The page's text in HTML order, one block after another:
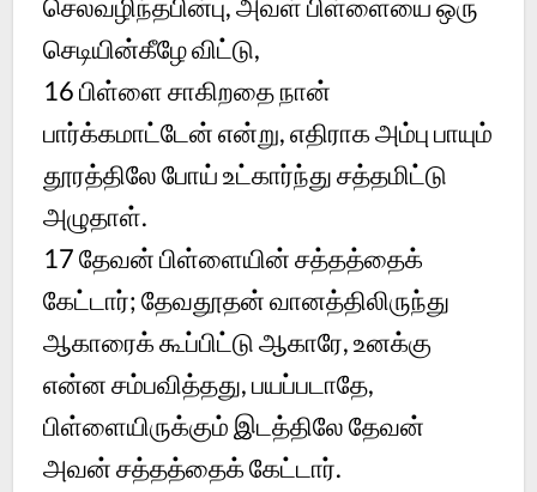
செலவழிந்தபின்பு, அவள் பிள்ளையை ஒரு
செடியின்கீழே விட்டு,
16பிள்ளை சாகிறதை நான்
பார்க்கமாட்டேன் என்று, எதிராக அம்பு பாயும்
தூரத்திலே போய் உட்கார்ந்து சத்தமிட்டு
அழுதாள்.
17தேவன் பிள்ளையின் சத்தத்தைக்
கேட்டார்; தேவதூதன் வானத்திலிருந்து
ஆகாரைக் கூப்பிட்டு ஆகாரே, உனக்கு
என்ன சம்பவித்தது, பயப்படாதே,
பிள்ளையிருக்கும் இடத்திலே தேவன்
அவன் சத்தத்தைக் கேட்டார்.